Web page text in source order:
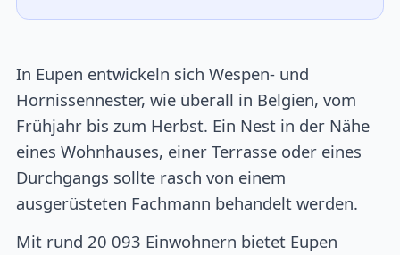
In Eupen entwickeln sich Wespen- und
Hornissennester, wie überall in Belgien, vom
Frühjahr bis zum Herbst. Ein Nest in der Nähe
eines Wohnhauses, einer Terrasse oder eines
Durchgangs sollte rasch von einem
ausgerüsteten Fachmann behandelt werden.
Mit rund 20 093 Einwohnern bietet Eupen